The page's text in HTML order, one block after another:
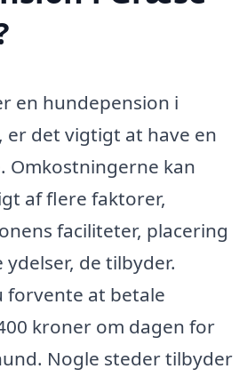
en hundepension i
er det vigtigt at have en
Omkostningerne kan
af flere faktorer,
faciliteter, placering
de tilbyder.
forvente at betale
kroner om dagen for
Nogle steder tilbyder